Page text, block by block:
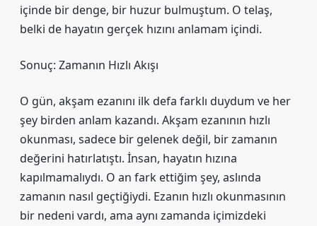
içinde bir denge, bir huzur bulmuştum. O telaş,
belki de hayatın gerçek hızını anlamam içindi.
Sonuç: Zamanın Hızlı Akışı
O gün, akşam ezanını ilk defa farklı duydum ve her
şey birden anlam kazandı. Akşam ezanının hızlı
okunması, sadece bir gelenek değil, bir zamanın
değerini hatırlatıştı. İnsan, hayatın hızına
kapılmamalıydı. O an fark ettiğim şey, aslında
zamanın nasıl geçtiğiydi. Ezanın hızlı okunmasının
bir nedeni vardı, ama aynı zamanda içimizdeki